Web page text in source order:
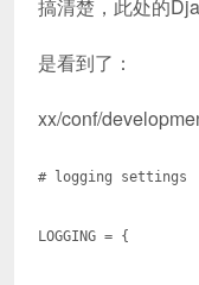
搞清楚，此处的
是看到了：
xx/conf/
# logging settings
LOGGING = {